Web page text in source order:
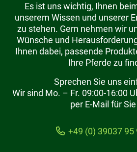
Es ist uns wichtig, Ihnen
unserem Wissen und unserer
zu stehen. Gern nehmen wir
Wünsche und
Ihnen dabei, passende
Ihre Pferde zu
Sprechen Sie uns
Wir sind Mo. – Fr. 09:00-16:00
per E-Mail für
+49 (0) 39037 95